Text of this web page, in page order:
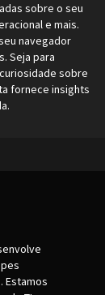
sobre o seu
e mais.
navegador
Seja para
sobre
fornece insights
Estamos